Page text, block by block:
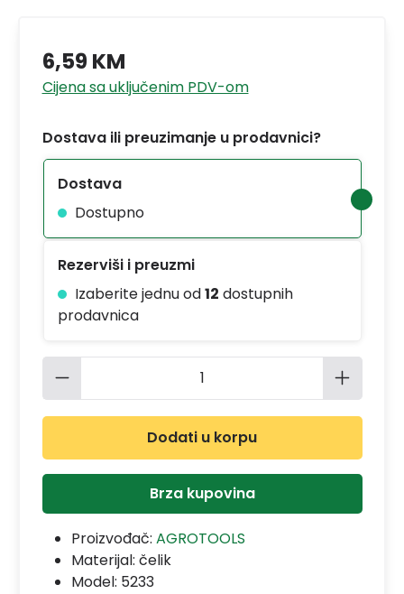
6,59 KM
Cijena sa uključenim PDV-om
Dostava ili preuzimanje u prodavnici?
Dostava
Dostupno
Rezerviši i preuzmi
Izaberite jednu od12 dostupnih
prodavnica
Količina proizvoda: Unesite
Dodati u korpu
Brza kupovina
Proizvođač: AGROTOOLS
Materijal: čelik
Model: 5233